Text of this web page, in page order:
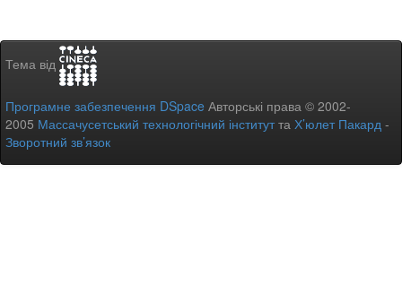
Тема від
Програмне забезпечення DSpace Авторські права © 2002-
2005 Массачусетський технологічний інститутта Х’юлет Пакард -
Зворотний зв’язок